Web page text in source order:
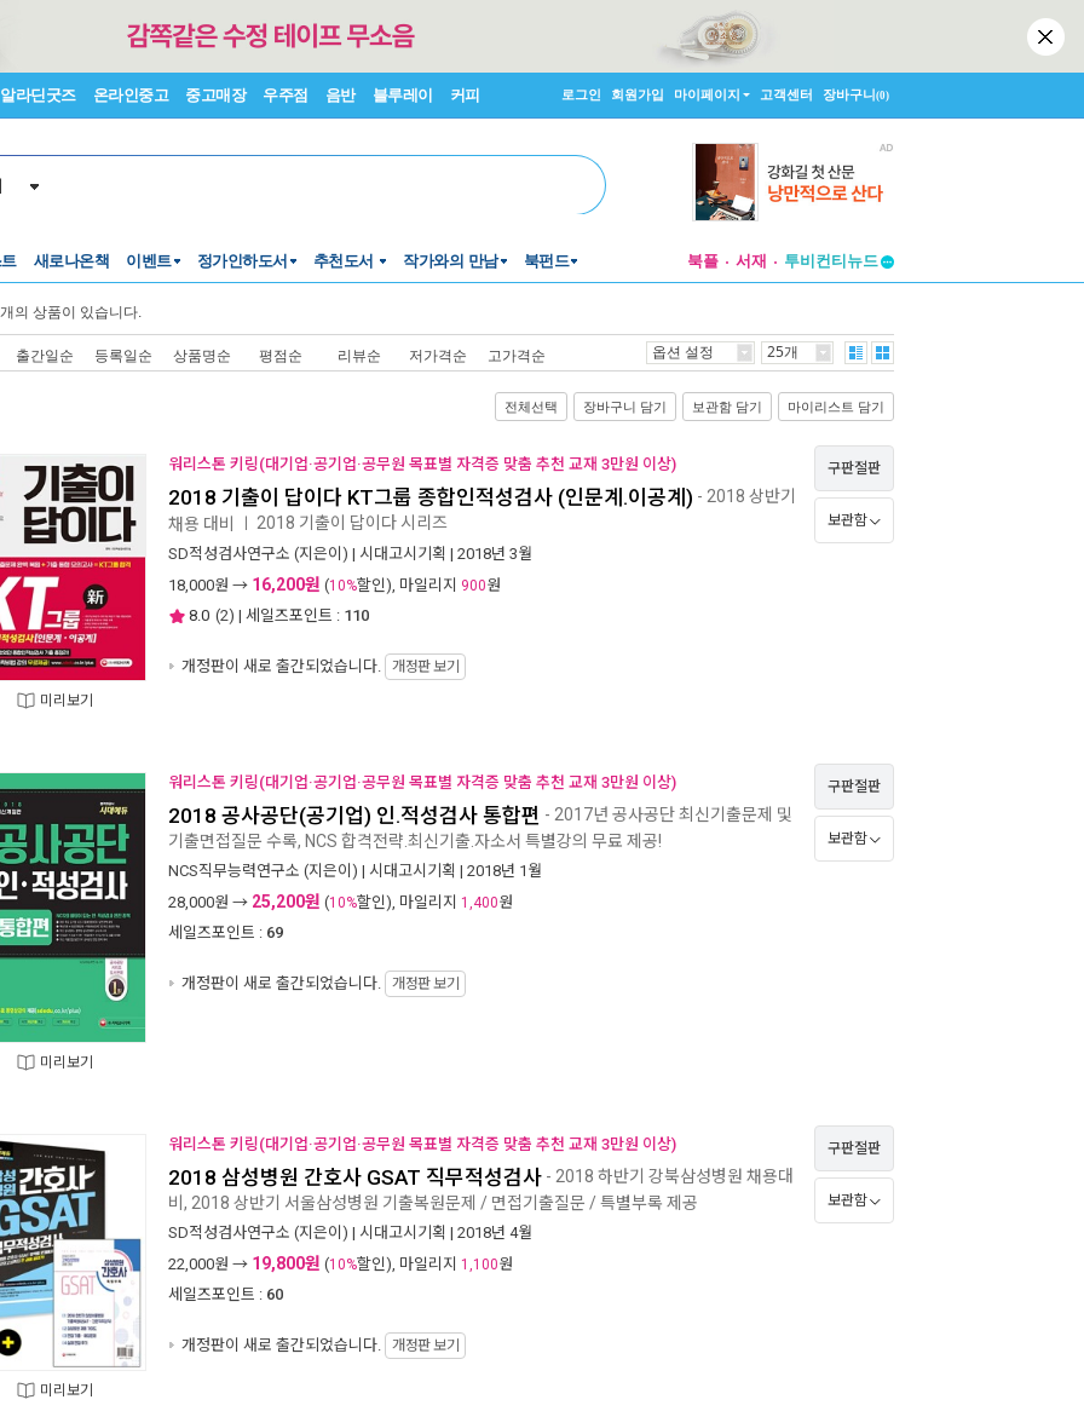
알라딘굿즈 온라인중고 중고매장 우주점 음반 블루레이 커피 로그인 회원가입 마이페이지 고객센터 장바구니(0)
새로나온책 이벤트 정가인하도서 추천도서 작가와의 만남 북펀드 북플 서재
투비컨티뉴드
개의 상품이 있습니다.
출간일순 등록일순 상품명순 평점순 리뷰순 저가격순 고가격순 옵션 설정 25개
전체선택 장바구니 담기 보관함 담기 마이리스트 담기
미리보기
워리스톤 키링(대기업·공기업·공무원 목표별 자격증 맞춤 추천 교재 3만원 이상)
2018 기출이 답이다 KT그룹 종합인적성검사 (인문계.이공계) - 2018 상반기
채용 대비 2018 기출이 답이다 시리즈
SD적성검사연구소 (지은이) | 시대고시기획 | 2018년 3월
18,000원 → 16,200원 (10%할인), 마일리지 900원
8.0 (2) | 세일즈포인트 : 110
개정판이 새로 출간되었습니다. 개정판 보기
구판절판
보관함
미리보기
워리스톤 키링(대기업·공기업·공무원 목표별 자격증 맞춤 추천 교재 3만원 이상)
2018 공사공단(공기업) 인.적성검사 통합편 - 2017년 공사공단 최신기출문제 및
기출면접질문 수록, NCS 합격전략.최신기출.자소서 특별강의 무료 제공!
NCS직무능력연구소 (지은이) | 시대고시기획 | 2018년 1월
28,000원 → 25,200원 (10%할인), 마일리지 1,400원
세일즈포인트 : 69
개정판이 새로 출간되었습니다. 개정판 보기
구판절판
보관함
미리보기
워리스톤 키링(대기업·공기업·공무원 목표별 자격증 맞춤 추천 교재 3만원 이상)
2018 삼성병원 간호사 GSAT 직무적성검사 - 2018 하반기 강북삼성병원 채용대
비, 2018 상반기 서울삼성병원 기출복원문제 / 면접기출질문 / 특별부록 제공
SD적성검사연구소 (지은이) | 시대고시기획 | 2018년 4월
22,000원 → 19,800원 (10%할인), 마일리지 1,100원
세일즈포인트 : 60
개정판이 새로 출간되었습니다. 개정판 보기
구판절판
보관함